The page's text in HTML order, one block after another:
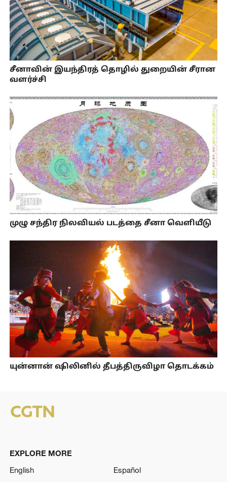
சீனாவின் இயந்திரத் தொழில் துறையின் சீரான
வளர்ச்சி
முழு சந்திர நிலவியல் படத்தை சீனா வெளியீடு
யுன்னான் ஷிலினில் தீபத்திருவிழா தொடக்கம்
EXPLORE MORE
English
Español